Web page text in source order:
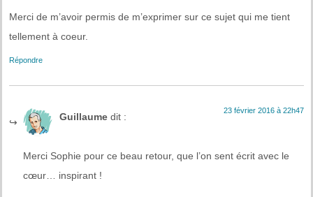
Merci de m’avoir permis de m’exprimer sur ce sujet qui me tient
tellement à coeur.
Répondre
Guillaume dit :
23 février 2016 à 22h47
Merci Sophie pour ce beau retour, que l’on sent écrit avec le
cœur… inspirant !